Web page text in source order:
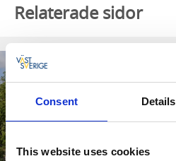
Consent Details
This website uses cookies
Relaterade sidor